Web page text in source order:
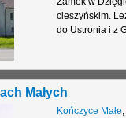
cieszyńskim.
do Ustronia i z
Małych
Kończyce Małe,